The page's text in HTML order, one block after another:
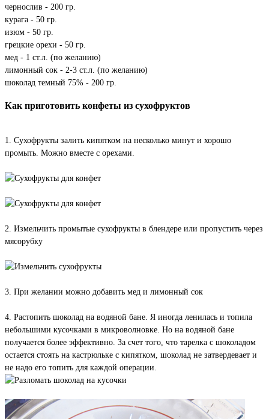
чернослив - 200 гр.
курага - 50 гр.
изюм - 50 гр.
грецкие орехи - 50 гр.
мед - 1 ст.л. (по желанию)
лимонный сок - 2-3 ст.л. (по желанию)
шоколад темный 75% - 200 гр.
Как приготовить конфеты из сухофруктов
1. Сухофрукты залить кипятком на несколько минут и хорошо
промыть. Можно вместе с орехами.
2. Измельчить промытые сухофрукты в блендере или пропустить через
мясорубку
3. При желании можно добавить мед и лимонный сок
4. Растопить шоколад на водяной бане. Я иногда ленилась и топила
небольшими кусочками в микроволновке. Но на водяной бане
получается более эффективно. За счет того, что тарелка с шоколадом
остается стоять на кастрюльке с кипятком, шоколад не затвердевает и
не надо его топить для каждой операции.